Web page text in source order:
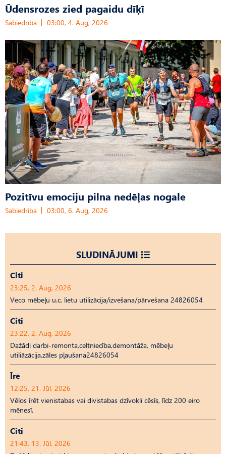
Ūdensrozes zied pagaidu dīķī
Sabiedrība 03:00, 4. Aug, 2026
Pozitīvu emociju pilna nedēļas nogale
Sabiedrība 03:00, 6. Aug, 2026
SLUDINĀJUMI
Citi
23:25, 2. Aug, 2026
Veco mēbeļu u.c. lietu utilizācija/izvešana/pārvešana 24826054
Citi
23:22, 2. Aug, 2026
Dažādi darbi-remonta,celtniecība,demontāža, mēbeļu
utiliāzācija,zāles pļaušana24826054
Īrē
12:25, 21. Jūl, 2026
Vēlos īrēt vienistabas vai divistabas dzīvokli cēsīs, līdz 200 eiro
mēnesī.
Citi
21:43, 13. Jūl, 2026